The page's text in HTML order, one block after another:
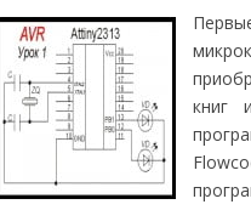
книг